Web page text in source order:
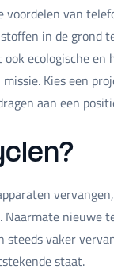
voordelen van
in de grond
ecologische en
Kies een
aan een
nieuwe
vaker
staat.